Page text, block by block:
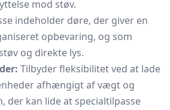
mod støv.
indeholder døre, der giver en
opbevaring, og som
og direkte lys.
Tilbyder fleksibilitet ved at lade
afhængigt af vægt og
der kan lide at specialtilpasse